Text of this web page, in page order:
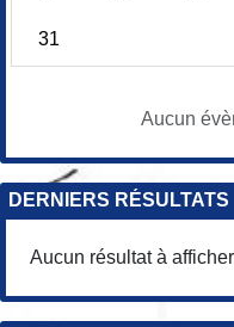
31
Aucun
DERNIERS RÉSULTATS
Aucun résultat à